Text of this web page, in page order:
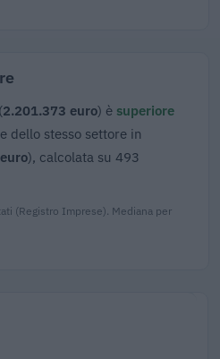
2.201.373 euro) è superiore
dello stesso settore in
), calcolata su 493
(Registro Imprese). Mediana per